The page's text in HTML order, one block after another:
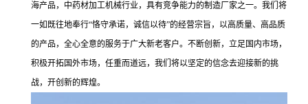
海产品，中药材加工机械行业，具有竞争能力的制造厂家之一。我们将
一如既往地奉行“恪守承诺，诚信以待”的经营宗旨，以高质量、高品质
的产品，全心全意的服务于广大新老客户。不断创新，立足国内市场，
积极开拓国外市场，任重而道远，我们将以坚定的信念去迎接新的挑
战，开创新的辉煌。